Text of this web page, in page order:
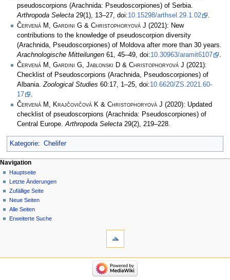
pseudoscorpions (Arachnida: Pseudoscorpiones) of Serbia.
Arthropoda Selecta 29(1), 13–27, doi:10.15298/arthsel.29.1.02
Červená M, Gardini G & Christophoryová J (2021): New
contributions to the knowledge of pseudoscorpion diversity
(Arachnida, Pseudoscorpiones) of Moldova after more than 30 years.
Arachnologische Mitteilungen 61, 45–49, doi:10.30963/aramit6107
.
Červená M, Gardini G, Jablonski D & Christophoryová J (2021):
Checklist of Pseudoscorpions (Arachnida, Pseudoscorpiones) of
Albania.Zoological Studies 60:17, 1–25, doi:10.6620/ZS.2021.60-
17
.
Červená M, Krajčovičová K & Christophoryová J (2020): Updated
checklist of pseudoscorpions (Arachnida: Pseudoscorpiones) of
Central Europe.Arthropoda Selecta 29(2), 219–228.
Kategorie: Chelifer
Navigation
Hauptseite
Letzte Änderungen
Zufällige Seite
Neue Seiten
Alle Seiten
Erweiterte Suche